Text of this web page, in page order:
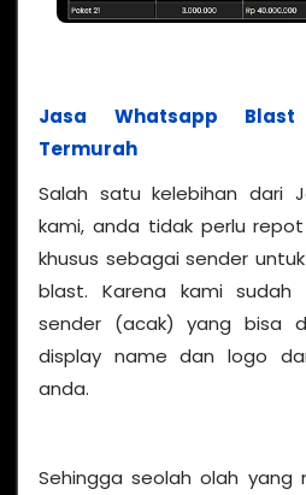
Jasa Whatsapp
Termurah
Salah satu kelebihan dari
kami, anda tidak perlu
khusus sebagai sender
blast. Karena kami sudah
sender (acak) yang bisa
display name dan logo
anda.
Sehingga seolah olah yang